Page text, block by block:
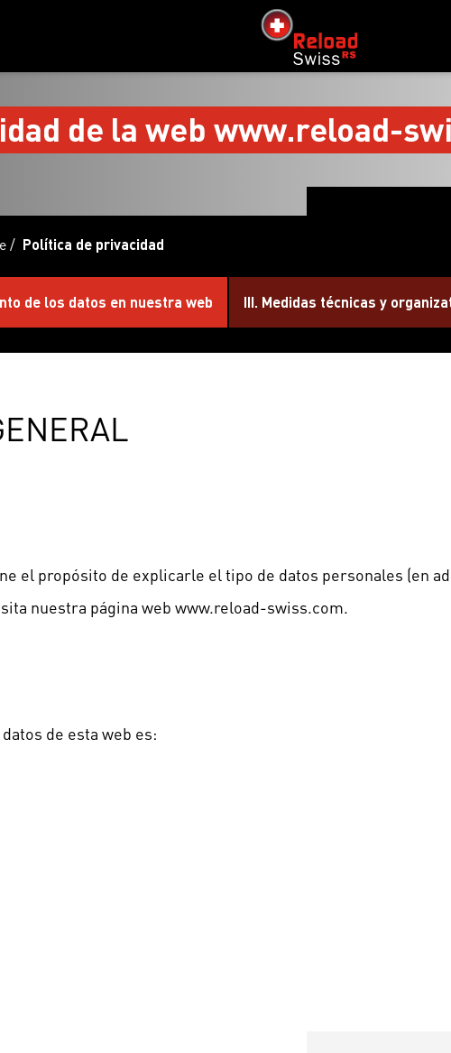
siteLogo
de la web www.reload-
/ Política de privacidad
de los datos en nuestra web III. Medidas técnicas y
el propósito de explicarle el tipo de datos personales (en
nuestra página web www.reload-swiss.com.
de esta web es: